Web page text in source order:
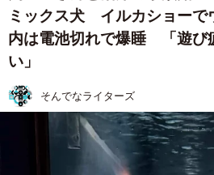
ミックス犬 イルカショー
内は電池切れで爆睡 「遊び
い」
そんでなライターズ